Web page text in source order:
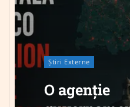
Știri Externe
O agenție